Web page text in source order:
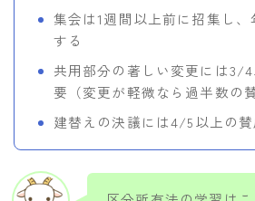
集会は1週間以上前に招集し、
する
共用部分の著しい変更には3/
要（変更が軽微なら過半数の
建替えの決議には4/5以上の